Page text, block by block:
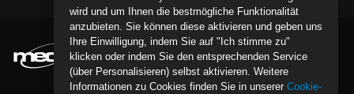
wird und um Ihnen die bestmögliche Funktionalität
anzubieten. Sie können diese aktivieren und geben uns
Ihre Einwilligung, indem Sie auf "Ich stimme zu"
klicken oder indem Sie den entsprechenden Service
(über Personalisieren) selbst aktivieren. Weitere
Informationen zu Cookies finden Sie in unserer Cookie-